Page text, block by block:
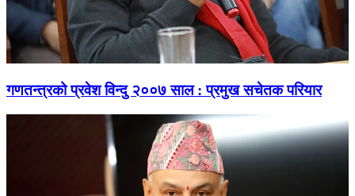
गणतन्त्रको प्रवेश विन्दु २००७ साल : प्रमुख सचेतक परियार